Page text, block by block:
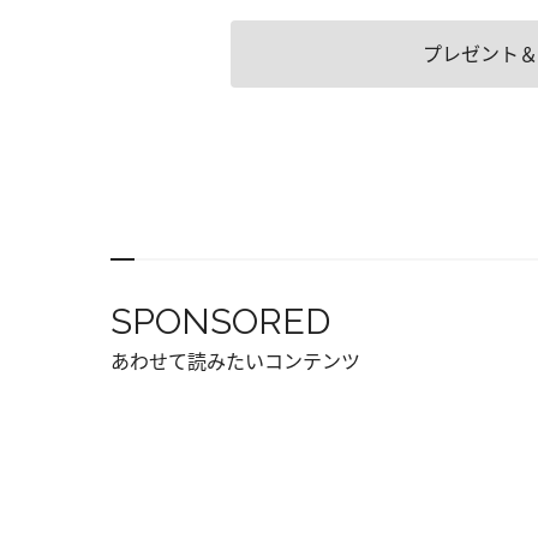
プレゼント
SPONSORED
あわせて読みたいコンテンツ